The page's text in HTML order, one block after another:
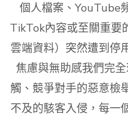
個人檔案、YouTube
TikTok內容或至關重要
雲端資料）突然遭到停
焦慮與無助感我們完
觸、競爭對手的惡意檢
不及的駭客入侵，每一